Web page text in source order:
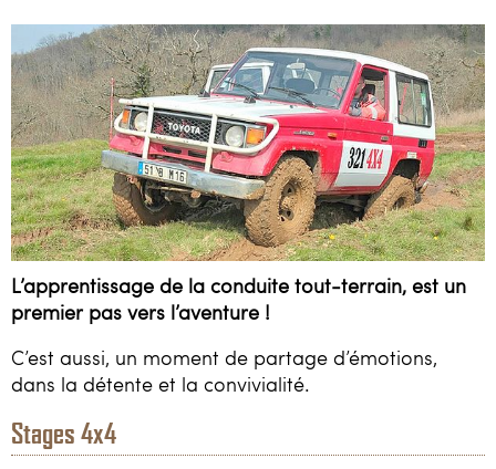
L’apprentissage de la conduite tout-terrain, est un
premier pas vers l’aventure !
C’est aussi, un moment de partage d’émotions,
dans la détente et la convivialité.
Stages 4x4